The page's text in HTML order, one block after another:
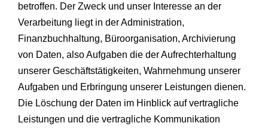
betroffen. Der Zweck und unser Interesse an der
Verarbeitung liegt in der Administration,
Finanzbuchhaltung, Büroorganisation, Archivierung
von Daten, also Aufgaben die der Aufrechterhaltung
unserer Geschäftstätigkeiten, Wahrnehmung unserer
Aufgaben und Erbringung unserer Leistungen dienen.
Die Löschung der Daten im Hinblick auf vertragliche
Leistungen und die vertragliche Kommunikation